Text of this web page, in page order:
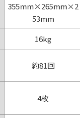
355mm×265mm×2
53mm
16kg
約81回
4枚